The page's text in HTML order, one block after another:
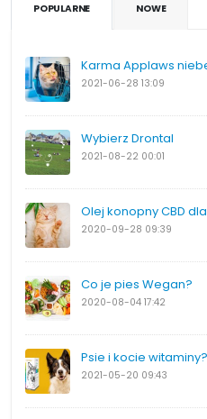
POPULARNE NOWE
Karma Applaws
2021-06-28 13:09
Wybierz Drontal
2021-08-22 00:01
Olej konopny CBD
2020-09-28 09:39
Co je pies Wegan?
2020-08-04 17:42
Psie i kocie
2021-05-20 09:43